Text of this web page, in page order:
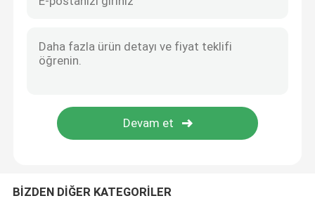
Özel Şekilli Çantalar
BİZDEN DİĞER KATEGORİLER